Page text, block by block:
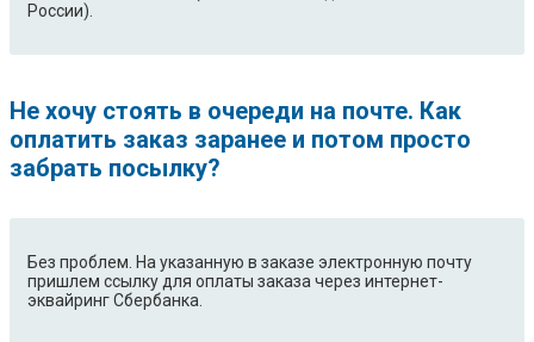
России).
Не хочу стоять в очереди на почте. Как
оплатить заказ заранее и потом просто
забрать посылку?
Без проблем. На указанную в заказе электронную почту
пришлем ссылку для оплаты заказа через интернет-
эквайринг Сбербанка.